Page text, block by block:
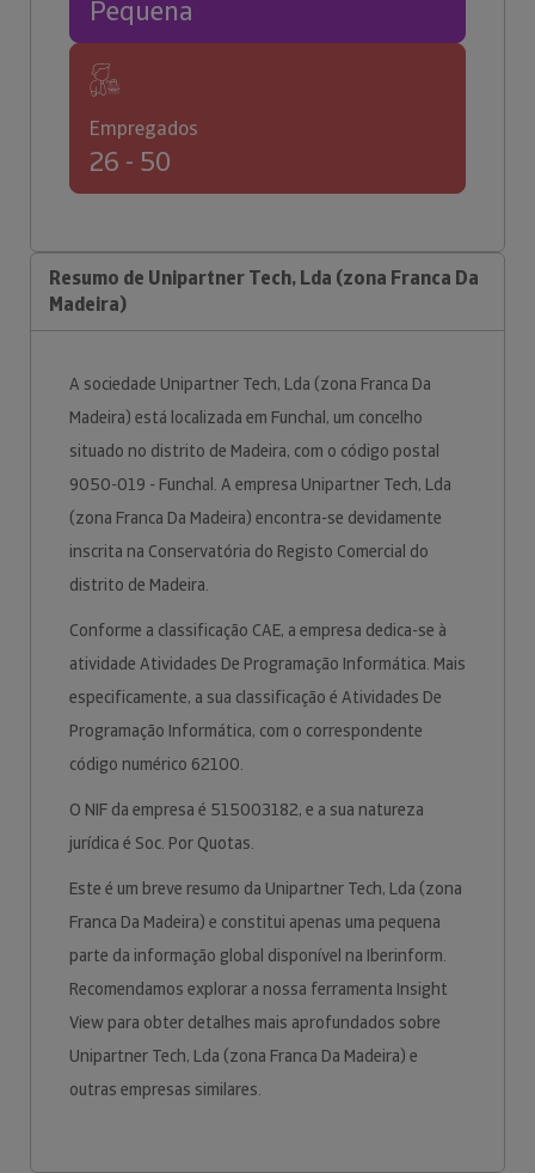
Pequena
Empregados
26 - 50
Resumo de Unipartner Tech, Lda (zona Franca Da
Madeira)
A sociedade Unipartner Tech, Lda (zona Franca Da
Madeira) está localizada em Funchal, um concelho
situado no distrito de Madeira, com o código postal
9050-019 - Funchal. A empresa Unipartner Tech, Lda
(zona Franca Da Madeira) encontra-se devidamente
inscrita na Conservatória do Registo Comercial do
distrito de Madeira.
Conforme a classificação CAE, a empresa dedica-se à
atividade Atividades De Programação Informática. Mais
especificamente, a sua classificação é Atividades De
Programação Informática, com o correspondente
código numérico 62100.
O NIF da empresa é 515003182, e a sua natureza
jurídica é Soc. Por Quotas.
Este é um breve resumo da Unipartner Tech, Lda (zona
Franca Da Madeira) e constitui apenas uma pequena
parte da informação global disponível na Iberinform.
Recomendamos explorar a nossa ferramenta Insight
View para obter detalhes mais aprofundados sobre
Unipartner Tech, Lda (zona Franca Da Madeira) e
outras empresas similares.